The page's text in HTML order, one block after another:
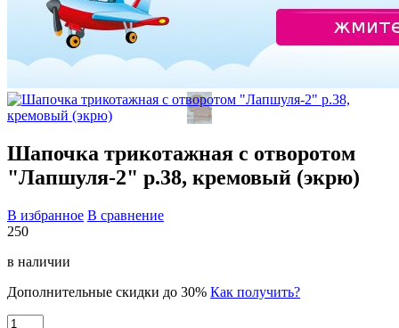
Шапочка трикотажная с отворотом
"Лапшуля-2" р.38, кремовый (экрю)
В избранное В сравнение
250
в наличии
Дополнительные скидки до 30% Как получить?